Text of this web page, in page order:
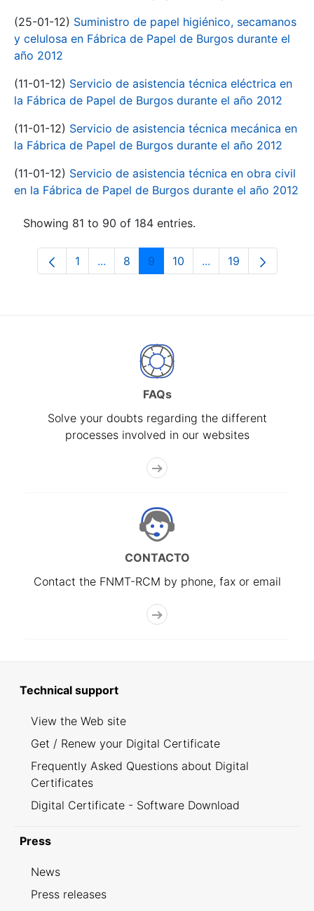
(25-01-12) Suministro de papel higiénico, secamanos
y celulosa en Fábrica de Papel de Burgos durante el
año 2012
(11-01-12) Servicio de asistencia técnica eléctrica en
la Fábrica de Papel de Burgos durante el año 2012
(11-01-12) Servicio de asistencia técnica mecánica en
la Fábrica de Papel de Burgos durante el año 2012
(11-01-12) Servicio de asistencia técnica en obra civil
en la Fábrica de Papel de Burgos durante el año 2012
Showing 81 to 90 of 184 entries.
Page
1 ...Intermediate Pages Use TAB to
Page
8 Page
9 Page
10 ...Intermediate Pages
Page
19
FAQs
Solve your doubts regarding the different
processes involved in our websites
CONTACTO
Contact the FNMT-RCM by phone, fax or email
Technical support
View the Web site
Get / Renew your Digital Certificate
Frequently Asked Questions about Digital
Certificates
Digital Certificate - Software Download
Press
News
Press releases